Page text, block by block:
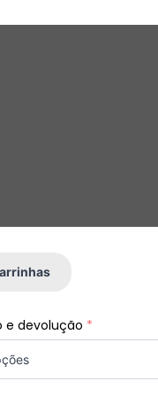
e devolução *